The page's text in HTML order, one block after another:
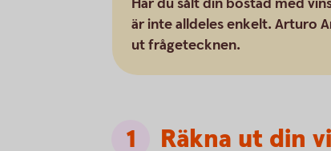
är inte alldeles enkelt. Arturo
ut frågetecknen.
Räkna ut din